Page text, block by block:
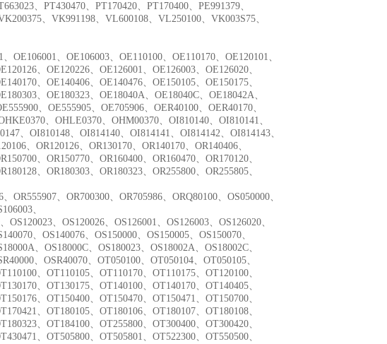
、PT430470、PT170420、PT170400、PE991379、
、VK991198、VL600108、VL250100、VK003S75、
OE106001、OE106003、OE110100、OE110170、OE120101、
、OE120226、OE126001、OE126003、OE126020、
、OE140406、OE140476、OE150105、OE150175、
、OE180323、OE18040A、OE18040C、OE18042A、
、OE555905、OE705906、OER40100、OER40170、
、OHLE0370、OHM00370、OI810140、OI810141、
、OI810148、OI814140、OI814141、OI814142、OI814143、
、OR120126、OR130170、OR140170、OR140406、
、OR150770、OR160400、OR160470、OR170120、
、OR180303、OR180323、OR255800、OR255805、
OR555907、OR700300、OR705986、ORQ80100、OS050000、
、
、OS120026、OS126001、OS126003、OS126020、
、OS140076、OS150000、OS150005、OS150070、
、OS18000C、OS180023、OS18002A、OS18002C、
、OSR40070、OT050100、OT050104、OT050105、
、OT110105、OT110170、OT110175、OT120100、
、OT130175、OT140100、OT140170、OT140405、
、OT150400、OT150470、OT150471、OT150700、
、OT180105、OT180106、OT180107、OT180108、
、OT184100、OT255800、OT300400、OT300420、
、OT505800、OT505801、OT522300、OT550500、